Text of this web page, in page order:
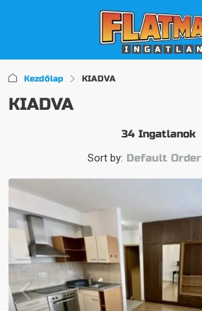
Kezdőlap KIADVA
KIADVA
34 Ingatlanok
Sort by: Default Order